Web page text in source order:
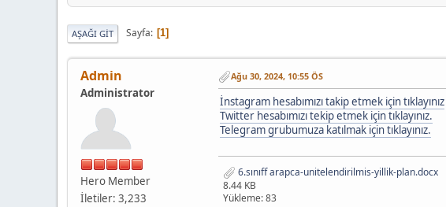
AŞAĞI GIT Sayfa 1
Admin
Administrator
Hero Member
İletiler: 3,233
Ağu 30, 2024, 10:55 ÖS
İnstagram hesabımızı takip etmek için tıklayınız
Twitter hesabımızı tekip etmek için tıklayınız.
Telegram grubumuza katılmak için tıklayınız.
6.sınıff arapca-unitelendirilmis-yillik-plan.docx
8.44 KB
Yükleme: 83